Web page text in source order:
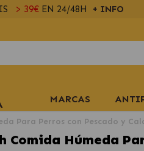
> 39€EN 24/48H + INFO
MARCAS
Para Perros con Pescado y
Comida Húmeda